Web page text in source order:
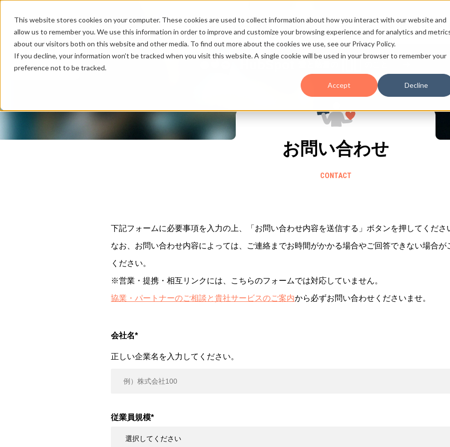
This website stores cookies on your computer. These cookies are used to collect information about how you interact with our website and
allow us to remember you. We use this information in order to improve and customize your browsing experience and for analytics and
about our visitors both on this website and other media. To find out more about the cookies we use, see our Privacy Policy.
If you decline, your information won’t be tracked when you visit this website. A single cookie will be used in your browser to remember your
preference not to be tracked.
Accept Decline
お問い合わせ
CONTACT
下記フォームに必要事項を入力の上、「お問い合わせ内容を送信する」ボタンを押してくださ
なお、お問い合わせ内容によっては、ご連絡までお時間がかかる場合やご回答できない場合
ください。
※営業・提携・相互リンクには、こちらのフォームでは対応していません。
協業・パートナーのご相談と貴社サービスのご案内から必ずお問い合わせくださいませ。
会社名*
正しい企業名を入力してください。
従業員規模*